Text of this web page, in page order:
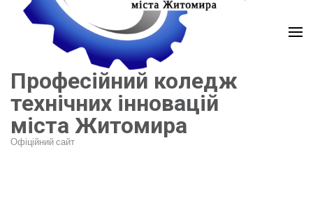
Професійний коледж
технічних інновацій
міста Житомира
Офіційний сайт